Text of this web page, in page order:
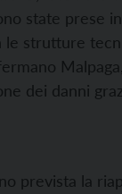
state prese
strutture
dei danni
prevista la